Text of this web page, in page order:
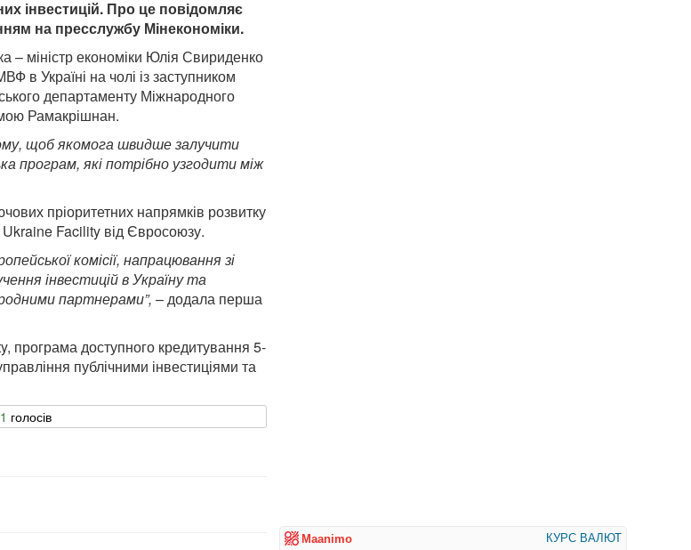
інвестицій. Про це повідомляє
на пресслужбу Мінекономіки.
– міністр економіки Юлія Свириденко
в Україні на чолі із заступником
департаменту Міжнародного
Рамакрішнан.
щоб якомога швидше залучити
програм, які потрібно узгодити між
пріоритетних напрямків розвитку
Ukraine Facility від Євросоюзу.
комісії, напрацювання зі
інвестицій в Україну та
партнерами”, – додала перша
доступного кредитування 5-
публічними інвестиціями та
1